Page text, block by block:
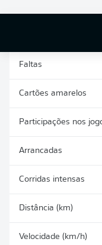
Faltas
Cartões amarelos
Participações nos
Arrancadas
Corridas intensas
Distância (km)
Velocidade (km/h)